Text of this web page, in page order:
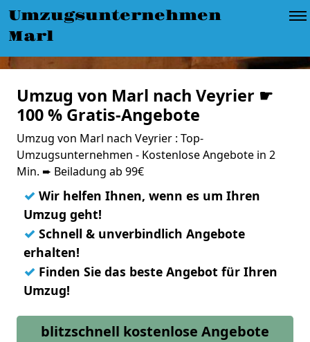
Umzugsunternehmen
Marl
Umzug von Marl nach Veyrier ☛
100 % Gratis-Angebote
Umzug von Marl nach Veyrier : Top-
Umzugsunternehmen - Kostenlose Angebote in 2
Min. ➨ Beiladung ab 99€
✓ Wir helfen Ihnen, wenn es um Ihren
Umzug geht!
✓ Schnell & unverbindlich Angebote
erhalten!
✓ Finden Sie das beste Angebot für Ihren
Umzug!
blitzschnell kostenlose Angebote